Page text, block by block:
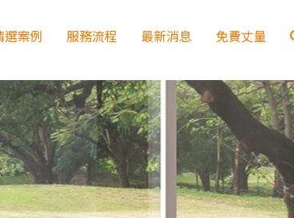
選案例 服務流程 最新消息 免費丈量